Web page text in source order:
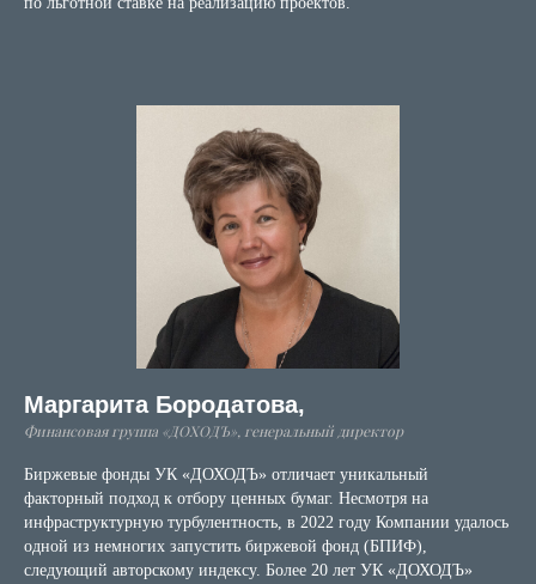
Маргарита Бородатова,
Финансовая группа «ДОХОДЪ», генеральный директор
Биржевые фонды УК «ДОХОДЪ» отличает уникальный
факторный подход к отбору ценных бумаг. Несмотря на
инфраструктурную турбулентность, в 2022 году Компании удалось
одной из немногих запустить биржевой фонд (БПИФ),
следующий авторскому индексу. Более 20 лет УК «ДОХОДЪ»